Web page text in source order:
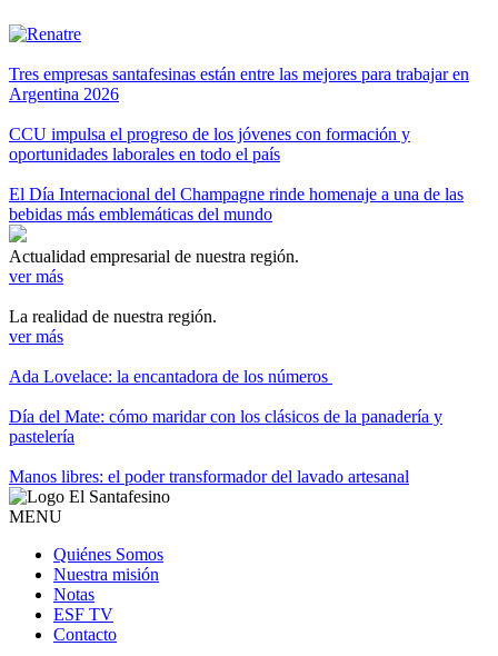
Tres empresas santafesinas están entre las mejores para trabajar en
Argentina 2026
CCU impulsa el progreso de los jóvenes con formación y
oportunidades laborales en todo el país
El Día Internacional del Champagne rinde homenaje a una de las
bebidas más emblemáticas del mundo
Actualidad empresarial de nuestra región.
ver más
La realidad de nuestra región.
ver más
Ada Lovelace: la encantadora de los números
Día del Mate: cómo maridar con los clásicos de la panadería y
pastelería
Manos libres: el poder transformador del lavado artesanal
MENU
Quiénes Somos
Nuestra misión
Notas
ESF TV
Contacto